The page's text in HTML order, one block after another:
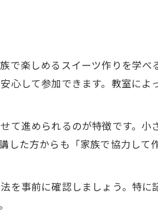
楽しめるスイーツ作りを学べ
して参加できます。教室によ
て進められるのが特徴です。
た方からも「家族で協力して
事前に確認しましょう。特に